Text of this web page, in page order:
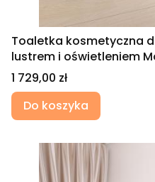
Toaletka kosmetyczna
lustrem i oświetleniem
Cena
1 729,00 zł
Do koszyka